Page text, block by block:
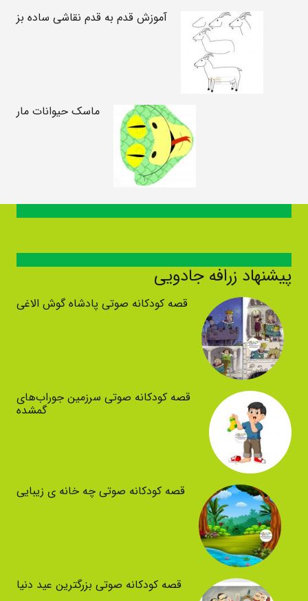
آموزش قدم به قدم نقاشی ساده بز
ماسک حیوانات مار
پیشنهاد زرافه جادویی
قصه کودکانه صوتی پادشاه گوش الاغی
قصه کودکانه صوتی سرزمین جوراب‌های
گمشده
قصه کودکانه صوتی چه خانه ی زیبایی
قصه کودکانه صوتی بزرگترین عید دنیا